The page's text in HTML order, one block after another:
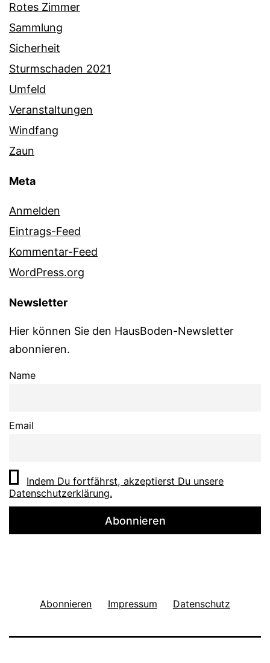
Rotes Zimmer
Sammlung
Sicherheit
Sturmschaden 2021
Umfeld
Veranstaltungen
Windfang
Zaun
Meta
Anmelden
Eintrags-Feed
Kommentar-Feed
WordPress.org
Newsletter
Hier können Sie den HausBoden-Newsletter
abonnieren.
Name
Email
Indem Du fortfährst, akzeptierst Du unsere
Datenschutzerklärung.
Abonnieren Impressum Datenschutz